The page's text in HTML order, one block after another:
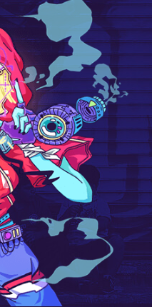
手机应用下载